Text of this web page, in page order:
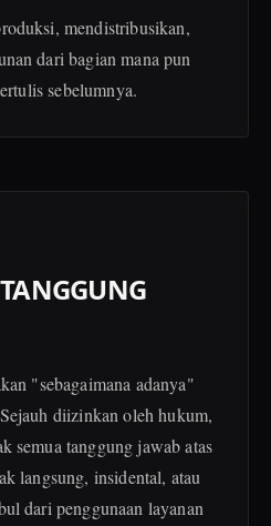
mendistribusikan,
dari bagian mana pun
sebelumnya.
"sebagaimana adanya"
diizinkan oleh hukum,
semua tanggung jawab atas
langsung, insidental, atau
dari penggunaan layanan